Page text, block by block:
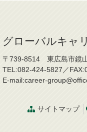
グローバルキャ
〒739-8514 東広島市鏡
TEL:082-424-5827／
E-mail:career-
サイトマップ